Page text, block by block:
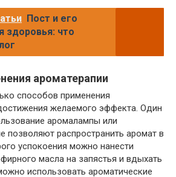
Пост и его
здоровья: что
ароматерапии
способов применения
желаемого эффекта. Один
аромалампы или
позволяют распространить аромат в
успокоения можно нанести
масла на запястья и вдыхать
использовать ароматические